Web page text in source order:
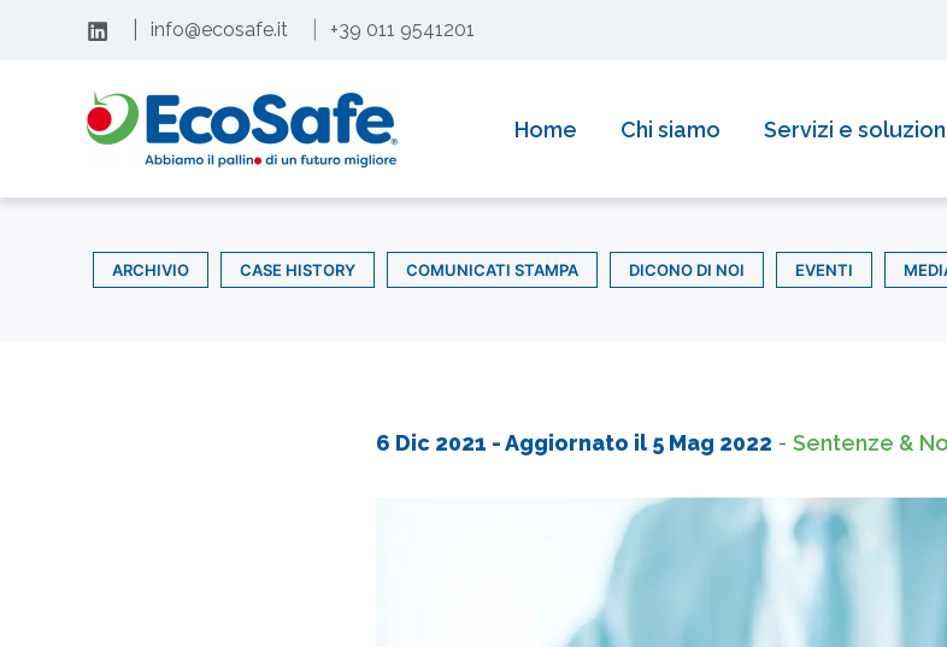
info@ecosafe.it +39 011 9541201
Home Chi siamo Servizi e
ARCHIVIO CASE HISTORY COMUNICATI STAMPA DICONO DI NOI EVENTI
6 Dic 2021 - Aggiornato il 5 Mag 2022 - Sentenze &